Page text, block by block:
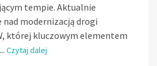
tempie. Aktualnie
nad modernizacją drogi
której kluczowym elementem
Czytaj dalej